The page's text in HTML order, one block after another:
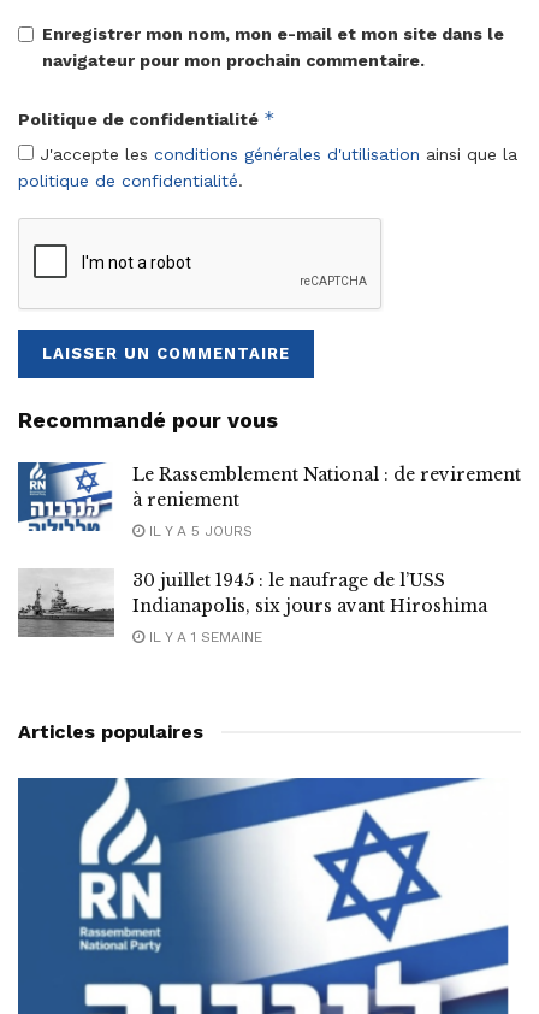
Enregistrer mon nom, mon e-mail et mon site dans le
navigateur pour mon prochain commentaire.
Politique de confidentialité *
J'accepte les conditions générales d'utilisation ainsi que la
politique de confidentialité.
Recommandé pour vous
Le Rassemblement National : de revirement
à reniement
IL Y A 5 JOURS
30 juillet 1945 : le naufrage de l’USS
Indianapolis, six jours avant Hiroshima
IL Y A 1 SEMAINE
Articles populaires